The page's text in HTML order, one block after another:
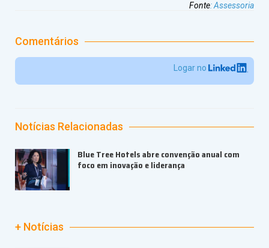
Fonte:Assessoria
Comentários
Logar no
Notícias Relacionadas
Blue Tree Hotels abre convenção anual com
foco em inovação e liderança
+ Notícias